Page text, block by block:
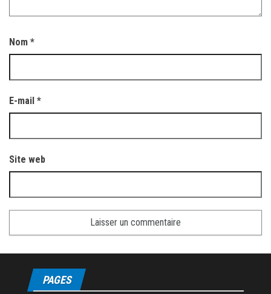
Nom *
E-mail *
Site web
PAGES